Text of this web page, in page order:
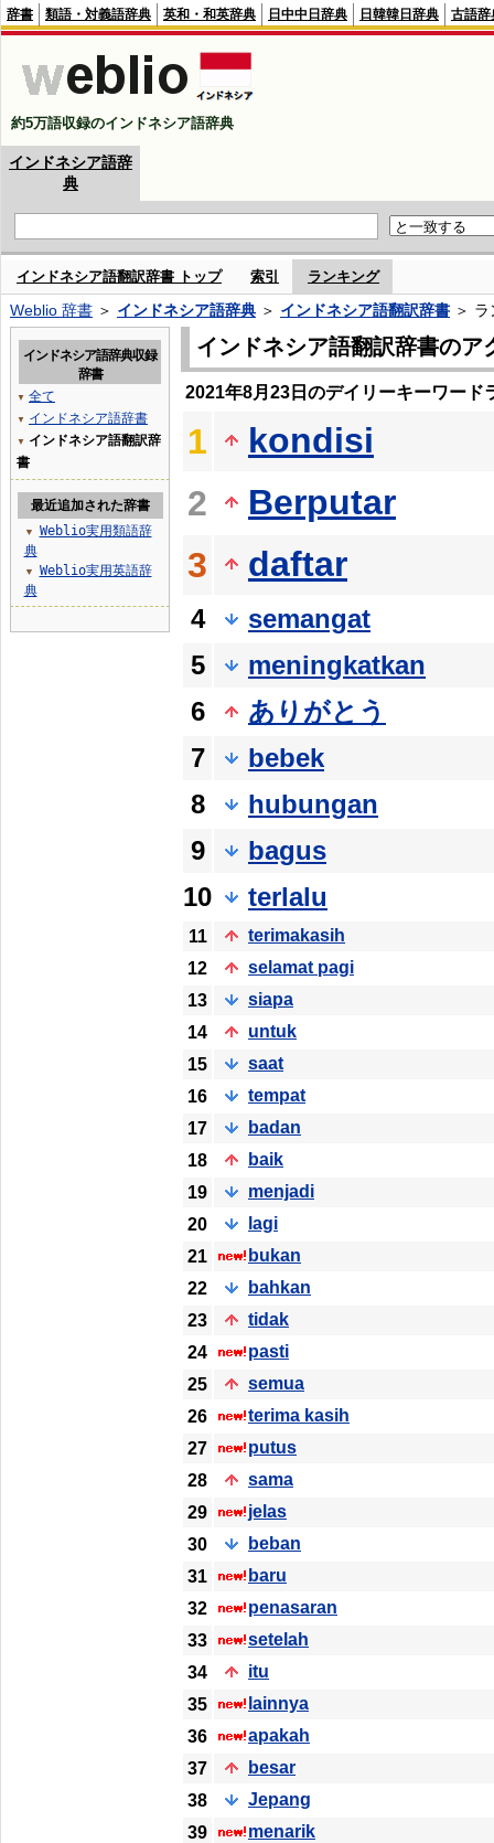
辞書 類語・対義語辞典 英和・和英辞典 日中中日辞典 日韓韓日辞典 古語辞
約5万語収録のインドネシア語辞典
インドネシア語辞
典
インドネシア語翻訳辞書 トップ 索引 ランキング
Weblio 辞書 ＞ インドネシア語辞典 ＞ インドネシア語翻訳辞書 ＞
インドネシア語翻訳辞書のア
2021年8月23日のデイリーキーワード
1
kondisi
2
Berputar
3
daftar
4
semangat
5
meningkatkan
6
ありがとう
7
bebek
8
hubungan
9
bagus
10
terlalu
11
terimakasih
12
selamat pagi
13
siapa
14
untuk
15
saat
16
tempat
17
badan
18
baik
19
menjadi
20
lagi
21
bukan
22
bahkan
23
tidak
24
pasti
25
semua
26
terima kasih
27
putus
28
sama
29
jelas
30
beban
31
baru
32
penasaran
33
setelah
34
itu
35
lainnya
36
apakah
37
besar
38
Jepang
39
menarik
インドネシア語辞典収録
辞書
▼ 全て
▼ インドネシア語辞書
▼
インドネシア語翻訳辞
書
最近追加された辞書
▼
Weblio実用類語辞
典
▼
Weblio実用英語辞
典